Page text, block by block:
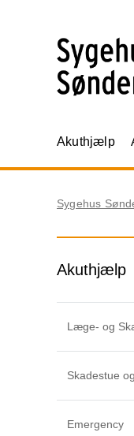
Akuthjælp
Sygehus
Akuthjælp
Læge- og
Skadestue
Emergency